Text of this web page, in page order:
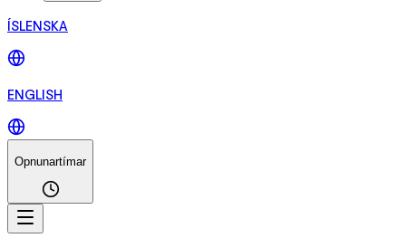
ÍSLENSKA
ENGLISH
Opnunartímar